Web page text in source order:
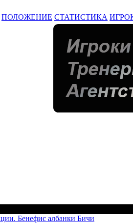
ПОЛОЖЕНИЕ СТАТИСТИКА
Бенефис албанки Бичи